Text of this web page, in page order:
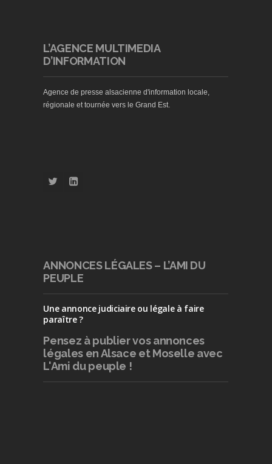
L’AGENCE MULTIMEDIA
D’INFORMATION
Agence de presse alsacienne d'information locale,
régionale et tournée vers le Grand Est.
ANNONCES LÉGALES – L’AMI DU
PEUPLE
Une annonce judiciaire ou légale à faire
paraître ?
Pensez à publiervos annonces
légales en Alsace et Moselle avec
L'Ami du peuple !